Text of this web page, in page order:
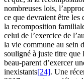
nombreuses lois,
ce que devraient être les
la recomposition
celui de l’exercice de
la vie commune au sein
souligné à juste titre que
beau-parent d’exercer
inexistants[24]. Une